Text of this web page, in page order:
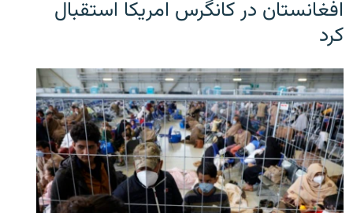
افغانستان در کانگرس امریکا استقبال
کرد